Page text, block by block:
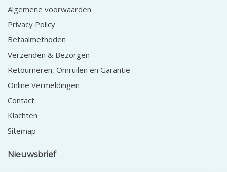
Algemene voorwaarden
Privacy Policy
Betaalmethoden
Verzenden & Bezorgen
Retourneren, Omruilen en Garantie
Online Vermeldingen
Contact
Klachten
Sitemap
Nieuwsbrief